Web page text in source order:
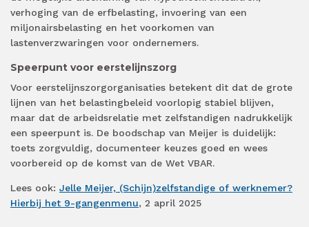
verhoging van de erfbelasting, invoering van een
miljonairsbelasting en het voorkomen van
lastenverzwaringen voor ondernemers.
Speerpunt voor eerstelijnszorg
Voor eerstelijnszorgorganisaties betekent dit dat de grote
lijnen van het belastingbeleid voorlopig stabiel blijven,
maar dat de arbeidsrelatie met zelfstandigen nadrukkelijk
een speerpunt is. De boodschap van Meijer is duidelijk:
toets zorgvuldig, documenteer keuzes goed en wees
voorbereid op de komst van de Wet VBAR.
Lees ook: Jelle Meijer, (Schijn)zelfstandige of werknemer?
Hierbij het 9-gangenmenu, 2 april 2025